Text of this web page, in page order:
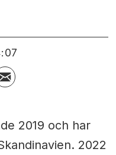
2019 och har
2022